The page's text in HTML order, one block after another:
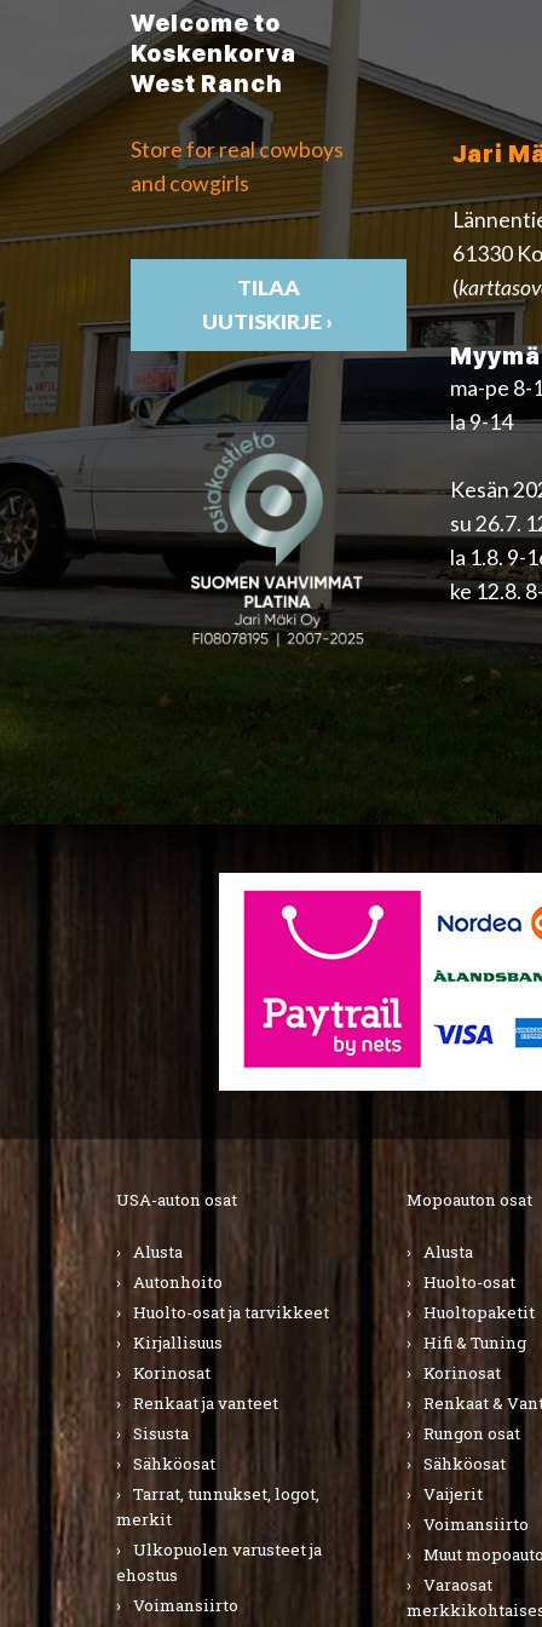
Welcome to
Koskenkorva
West Ranch
Store for real cowboys
and cowgirls
TILAA
UUTISKIRJE ›
Jari
61330
(
ma-pe 8-
la 9-14
Kesän
su 26.7.
la 1.8. 9-
ke 12.8.
USA-auton osat
Alusta
Autonhoito
Huolto-osat ja tarvikkeet
Kirjallisuus
Korinosat
Renkaat ja vanteet
Sisusta
Sähköosat
Tarrat, tunnukset, logot,
merkit
Ulkopuolen varusteet ja
ehostus
Voimansiirto
Mopoauton osat
Alusta
Huolto-osat
Huoltopaketit
Hifi & Tuning
Korinosat
Renkaat &
Rungon osat
Sähköosat
Vaijerit
Voimansiirto
Muut
Varaosat